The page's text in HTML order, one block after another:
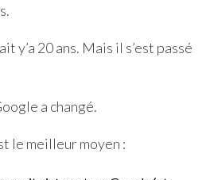
y’a 20 ans. Mais il s’est passé
a changé.
le meilleur moyen :